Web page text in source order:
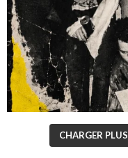
CHARGER PLUS